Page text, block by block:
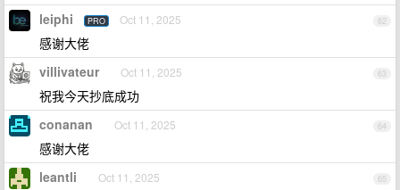
62
leiphi PRO Oct 11, 2025
感谢大佬
63
villivateur Oct 11, 2025
祝我今天抄底成功
64
conanan Oct 11, 2025
感谢大佬
65
leantli Oct 11, 2025